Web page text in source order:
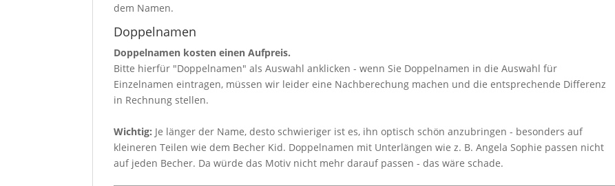
dem Namen.
Doppelnamen
Doppelnamen kosten einen Aufpreis.
Bitte hierfür "Doppelnamen" als Auswahl anklicken - wenn Sie Doppelnamen in die Auswahl für
Einzelnamen eintragen, müssen wir leider eine Nachberechung machen und die entsprechende Differenz
in Rechnung stellen.
Wichtig: Je länger der Name, desto schwieriger ist es, ihn optisch schön anzubringen - besonders auf
kleineren Teilen wie dem Becher Kid. Doppelnamen mit Unterlängen wie z. B. Angela Sophie passen nicht
auf jeden Becher. Da würde das Motiv nicht mehr darauf passen - das wäre schade.